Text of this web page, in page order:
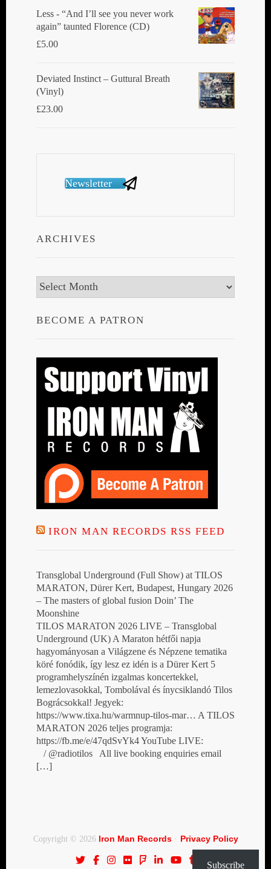
Less - “And I’ll see you never work
again” taunted Florence (CD)
£5.00
Deviated Instinct ‎– Guttural Breath
(Vinyl)
£23.00
Newsletter
ARCHIVES
Archives
BECOME A PATRON
IRON MAN RECORDS RSS FEED
Transglobal Underground (Full Show) at TILOS
MARATON, Dürer Kert, Budapest, Hungary 2026
– The masters of global fusion Doin’ The
Moonshine
TILOS MARATON 2026 LIVE – Transglobal
Underground (UK) A Maraton hétfői napja
hagyományosan a Világzene és Népzene tematika
köré fonódik, így lesz ez idén is a Dürer Kert 5
programhelyszínén izgalmas koncertekkel,
lemezlovasokkal, Tombolával és ínycsiklandó Tilos
Bográcsokkal! Jegyek:
https://www.tixa.hu/warmnup-tilos-mar… A TILOS
MARATON 2026 teljes programja:
https://fb.me/e/47qdSvYk4 YouTube LIVE:
/ @radiotilos All live booking enquiries email
[…]
Copyright © 2026 Iron Man Records· Privacy Policy
Subscribe